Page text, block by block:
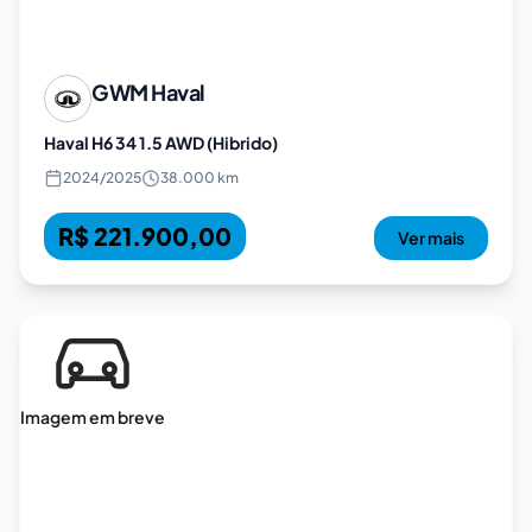
GWMHaval
Haval H6 34 1.5 AWD (Hibrido)
2024/2025 38.000 km
R$ 221.900,00 Ver mais
Imagem em breve